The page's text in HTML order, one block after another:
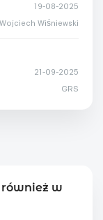
19-08-2025
Wojciech Wiśniewski
21-09-2025
GRS
w